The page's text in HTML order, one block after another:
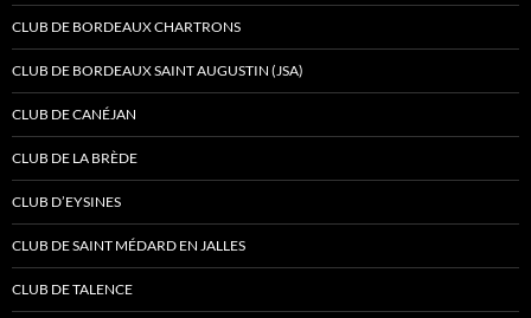
CLUB DE BORDEAUX CHARTRONS
CLUB DE BORDEAUX SAINT AUGUSTIN (JSA)
CLUB DE CANÉJAN
CLUB DE LA BRÈDE
CLUB D’EYSINES
CLUB DE SAINT MÉDARD EN JALLES
CLUB DE TALENCE